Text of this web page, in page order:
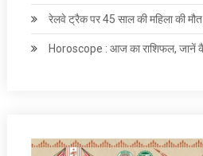
रेलवे ट्रैक पर 45 साल की महिला की
Horoscope : आज का राशिफल, जानें